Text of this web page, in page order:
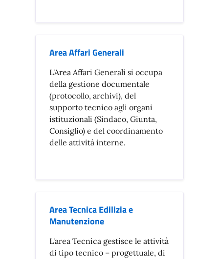
Area Affari Generali
L'Area Affari Generali si occupa
della gestione documentale
(protocollo, archivi), del
supporto tecnico agli organi
istituzionali (Sindaco, Giunta,
Consiglio) e del coordinamento
delle attività interne.
Area Tecnica Edilizia e
Manutenzione
L'area Tecnica gestisce le attività
di tipo tecnico – progettuale, di